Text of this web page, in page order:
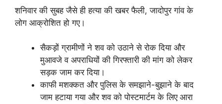
शनिवार की सुबह जैसे ही हत्या की खबर फैली, जादोपुर गांव के
लोग आक्रोशित हो गए।
सैकड़ों ग्रामीणों ने शव को उठाने से रोक दिया और
मुआवजे व अपराधियों की गिरफ्तारी की मांग को लेकर
सड़क जाम कर दिया।
काफी मशक्कत और पुलिस के समझाने-बुझाने के बाद
जाम हटाया गया और शव को पोस्टमार्टम के लिए आरा